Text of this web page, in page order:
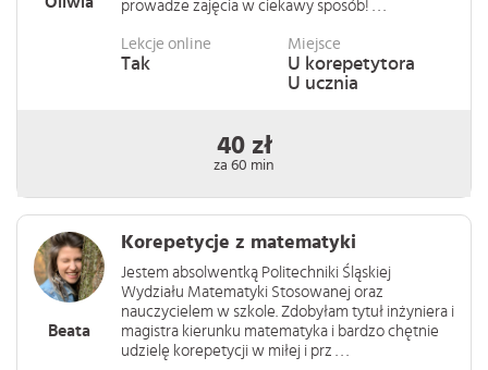
prowadze zajęcia w ciekawy sposób! . . .
Lekcje online
Tak
Miejsce
U korepetytora
U ucznia
40 zł
za 60 min
Beata
Korepetycje z matematyki
Jestem absolwentką Politechniki Śląskiej
Wydziału Matematyki Stosowanej oraz
nauczycielem w szkole. Zdobyłam tytuł inżyniera i
magistra kierunku matematyka i bardzo chętnie
udzielę korepetycji w miłej i prz . . .